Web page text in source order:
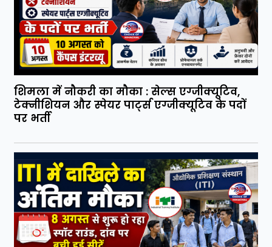
शिमला में नौकरी का मौका : सेल्स एग्जीक्यूटिव,
टेक्नीशियन और स्पेयर पार्ट्स एग्जीक्यूटिव के पदों
पर भर्ती